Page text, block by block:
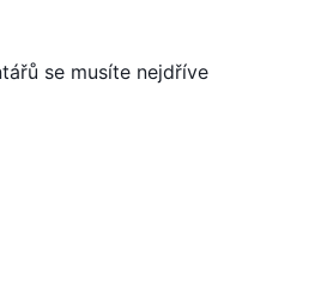
se musíte nejdříve